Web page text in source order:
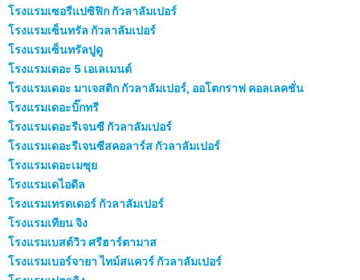
โรงแรมเซอรีแปซิฟิก กัวลาลัมเปอร์
โรงแรมเซ็นทรัล กัวลาลัมเปอร์
โรงแรมเซ็นทรัลปูดู
โรงแรมเดอะ 5 เอเลเมนต์
โรงแรมเดอะ มาเจสติก กัวลาลัมเปอร์, ออโตกราฟ คอลเลคชั่น
โรงแรมเดอะบิ๊กทรี
โรงแรมเดอะรีเจนซี กัวลาลัมเปอร์
โรงแรมเดอะรีเจนซีสคอลาร์ส กัวลาลัมเปอร์
โรงแรมเดอะเมซุย
โรงแรมเดไอดีล
โรงแรมเทรดเดอร์ กัวลาลัมเปอร์
โรงแรมเทียน จิง
โรงแรมเบสต์วิว ศรีฮาร์ตามาส
โรงแรมเบอร์จายา ไทม์สแควร์ กัวลาลัมเปอร์